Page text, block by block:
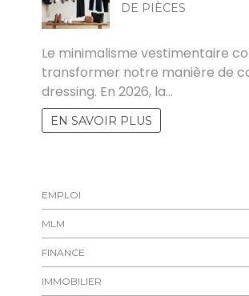
DE PIÈCES
Le minimalisme vestimentaire
transformer notre manière de
dressing. En 2026, la…
EN SAVOIR PLUS
EMPLOI
MLM
FINANCE
IMMOBILIER